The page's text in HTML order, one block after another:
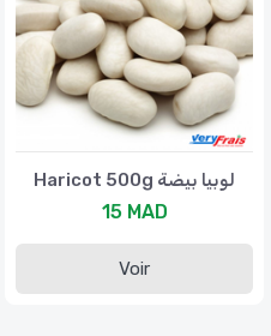
Haricot 500g لوبيا بيضة
15 MAD
Voir